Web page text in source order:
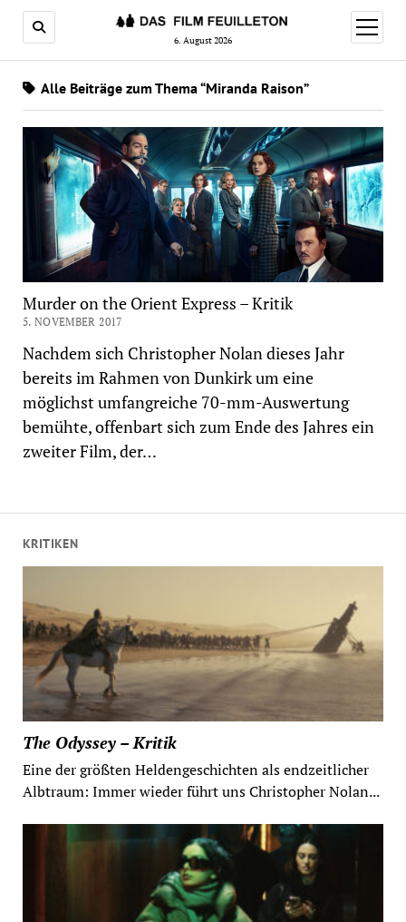
6. August 2026
Menü
öffnen
KRITIKEN
The Odyssey – Kritik
Eine der größten Heldengeschichten als endzeitlicher
Albtraum: Immer wieder führt uns Christopher Nolan...
Alle Beiträge zum Thema “Miranda Raison”
Murder on the Orient Express – Kritik
5. NOVEMBER 2017
Nachdem sich Christopher Nolan dieses Jahr
bereits im Rahmen von Dunkirk um eine
möglichst umfangreiche 70-mm-Auswertung
bemühte, offenbart sich zum Ende des Jahres ein
zweiter Film, der…